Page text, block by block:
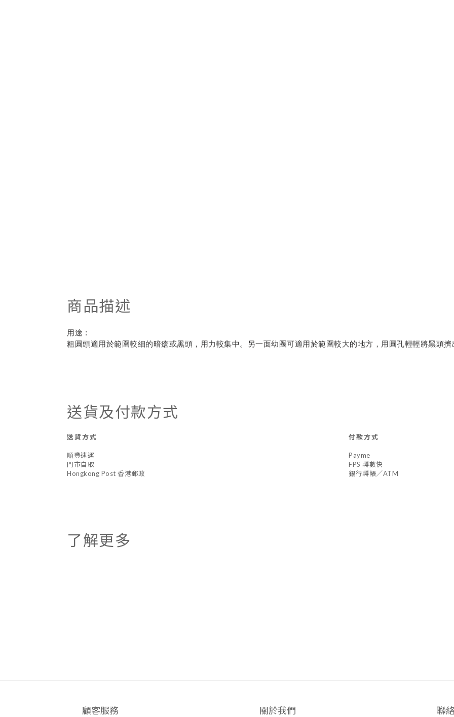
商品描述
用途 :
粗圓頭適用於範圍較細的暗瘡或黑頭，用力較集中。另一面幼圈可適用於範圍較大的地方，用圓孔輕輕將黑頭擠
送貨及付款方式
送貨方式
順豐速運
門市自取
Hongkong Post 香港郵政
付款方式
Payme
FPS 轉數快
銀行轉帳／ATM
了解更多
顧客服務 關於我們 聯